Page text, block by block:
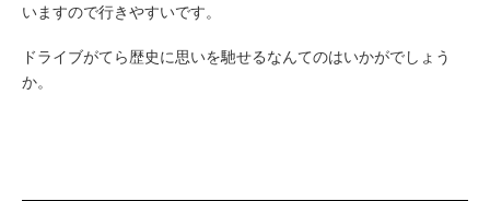
いますので行きやすいです。
ドライブがてら歴史に思いを馳せるなんてのはいかがでしょう
か。